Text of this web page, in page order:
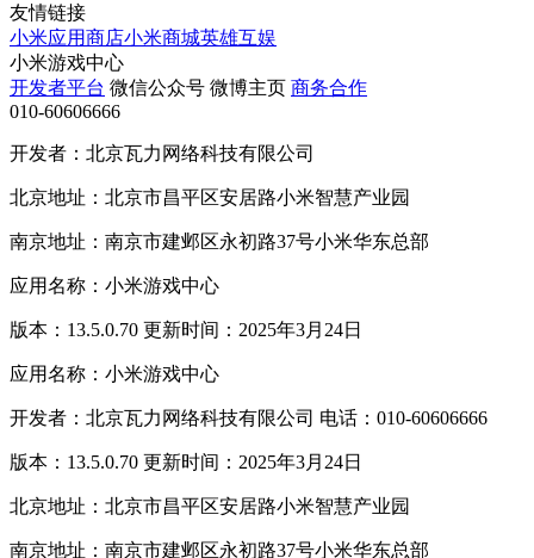
友情链接
小米应用商店小米商城英雄互娱
小米游戏中心
开发者平台 微信公众号 微博主页 商务合作
010-60606666
开发者：北京瓦力网络科技有限公司
北京地址：北京市昌平区安居路小米智慧产业园
南京地址：南京市建邺区永初路37号小米华东总部
应用名称：小米游戏中心
版本：13.5.0.70 更新时间：2025年3月24日
应用名称：小米游戏中心
开发者：北京瓦力网络科技有限公司 电话：010-60606666
版本：13.5.0.70 更新时间：2025年3月24日
北京地址：北京市昌平区安居路小米智慧产业园
南京地址：南京市建邺区永初路37号小米华东总部